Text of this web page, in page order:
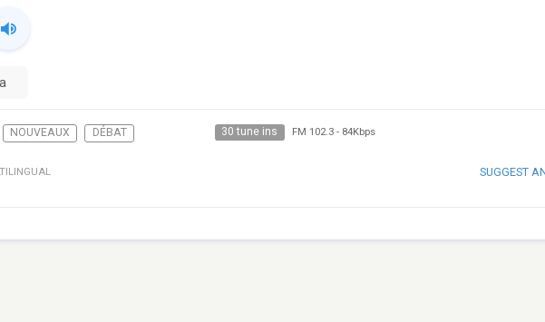
NOUVEAUX DÉBAT 30 tune ins FM 102.3- 84Kbps
SUGGEST